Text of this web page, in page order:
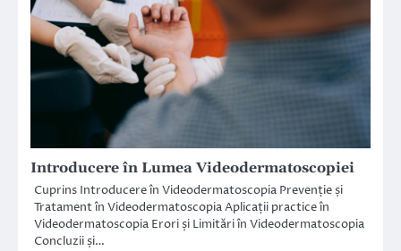
Introducere în Lumea Videodermatoscopiei
Cuprins Introducere în Videodermatoscopia Prevenție și
Tratament în Videodermatoscopia Aplicații practice în
Videodermatoscopia Erori și Limitări în Videodermatoscopia
Concluzii și…